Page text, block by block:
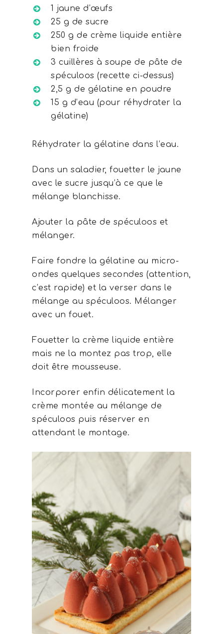
1 jaune d’œufs
25 g de sucre
250 g de crème liquide entière
bien froide
3 cuillères à soupe de pâte de
spéculoos (recette ci-dessus)
2,5 g de gélatine en poudre
15 g d’eau (pour réhydrater la
gélatine)
Réhydrater la gélatine dans l’eau.
Dans un saladier, fouetter le jaune
avec le sucre jusqu’à ce que le
mélange blanchisse.
Ajouter la pâte de spéculoos et
mélanger.
Faire fondre la gélatine au micro-
ondes quelques secondes (attention,
c’est rapide) et la verser dans le
mélange au spéculoos. Mélanger
avec un fouet.
Fouetter la crème liquide entière
mais ne la montez pas trop, elle
doit être mousseuse.
Incorporer enfin délicatement la
crème montée au mélange de
spéculoos puis réserver en
attendant le montage.